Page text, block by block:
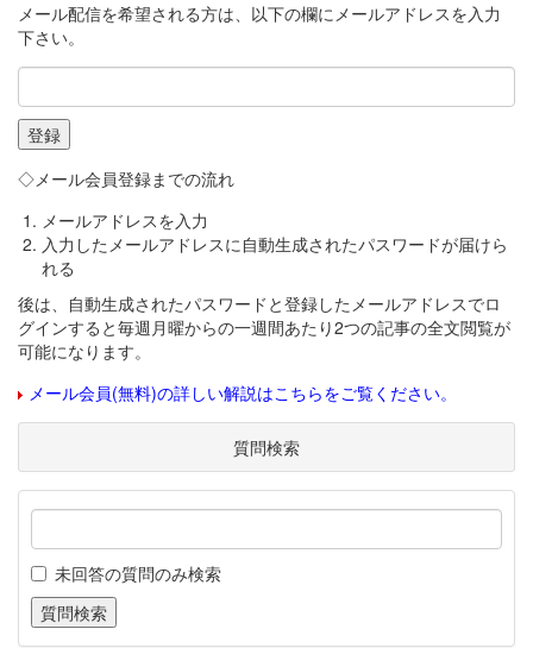
メール配信を希望される方は、以下の欄にメールアドレスを入力
下さい。
◇メール会員登録までの流れ
メールアドレスを入力
入力したメールアドレスに自動生成されたパスワードが届けら
れる
後は、自動生成されたパスワードと登録したメールアドレスでロ
グインすると毎週月曜からの一週間あたり2つの記事の全文閲覧が
可能になります。
メール会員(無料)の詳しい解説はこちらをご覧ください。
質問検索
未回答の質問のみ検索